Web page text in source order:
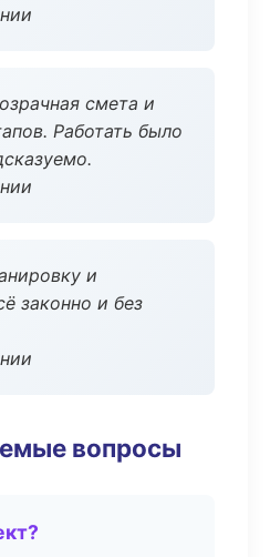
смета и
Работать было
и
законно и без
вопросы